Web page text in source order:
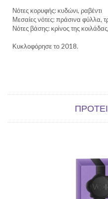
Νότες κορυφής: κυδώνι, ραβέντι
Μεσαίες νότες: πράσινα φύλλα,
Νότες βάσης: κρίνος της
Κυκλοφόρησε το 2018.